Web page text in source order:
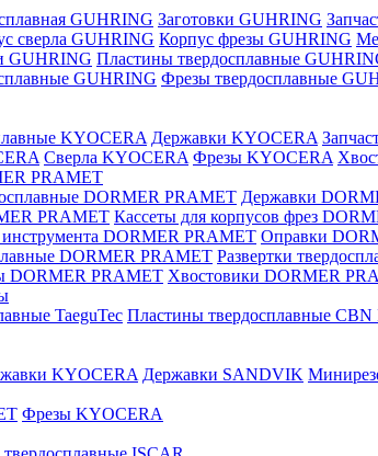
GUHRING Заготовки GUHRING
сверла GUHRING Корпус фрезы GUHRING
GUHRING Пластины твердосплавные
GUHRING Фрезы твердосплавные
KYOCERA Державки KYOCERA
Сверла KYOCERA Фрезы KYOCERA
PRAMET
DORMER PRAMET Державки
PRAMET Кассеты для корпусов фрез
DORMER PRAMET Оправки
DORMER PRAMET Развертки
DORMER PRAMET Хвостовики DORMER
TaeguTec Пластины твердосплавные
KYOCERA Державки SANDVIK
Фрезы KYOCERA